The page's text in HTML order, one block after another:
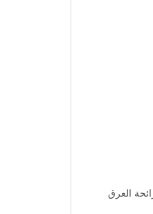
العرق